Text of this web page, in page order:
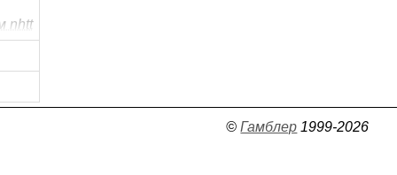
nhtt
©Гамблер 1999-2026